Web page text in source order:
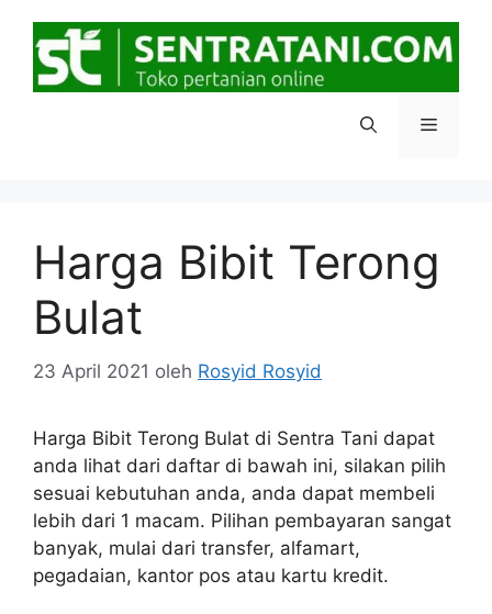
Menu
Harga Bibit Terong
Bulat
23 April 2021 oleh Rosyid Rosyid
Harga Bibit Terong Bulat di Sentra Tani dapat
anda lihat dari daftar di bawah ini, silakan pilih
sesuai kebutuhan anda, anda dapat membeli
lebih dari 1 macam. Pilihan pembayaran sangat
banyak, mulai dari transfer, alfamart,
pegadaian, kantor pos atau kartu kredit.